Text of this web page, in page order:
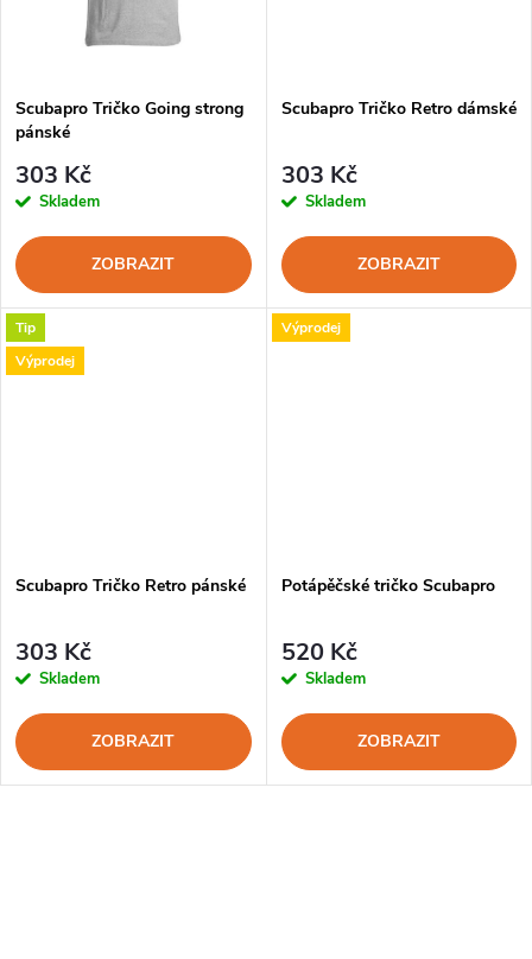
ů
Scubapro Tričko Going strong
pánské
303 Kč
Skladem
ZOBRAZIT
Scubapro Tričko Retro dámské
303 Kč
Skladem
ZOBRAZIT
Tip
Výprodej
Scubapro Tričko Retro pánské
303 Kč
Skladem
ZOBRAZIT
Výprodej
Potápěčské tričko Scubapro
520 Kč
Skladem
ZOBRAZIT